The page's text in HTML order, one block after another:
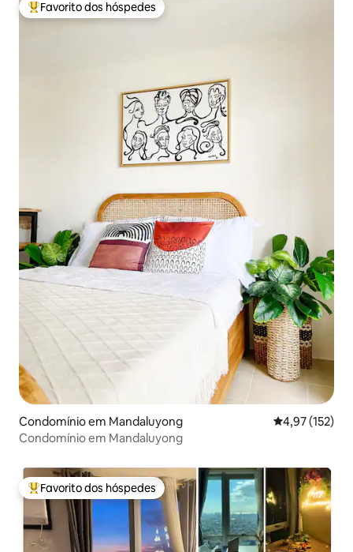
Favoritos dos hóspedes mais apreciados
Favorito dos hóspedes
Condomínio em Mandaluyong Classificação
4,97 (152)
Condomínio em Mandaluyong
Favoritos dos hóspedes mais apreciados
Favorito dos hóspedes